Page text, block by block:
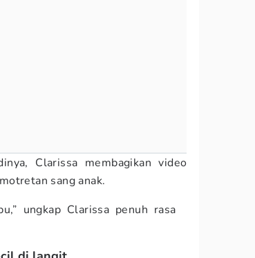
Clarissa membagikan video
sang anak.
ungkap Clarissa penuh rasa